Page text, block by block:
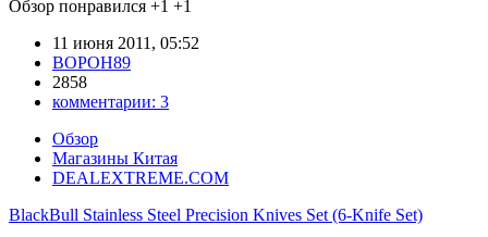
Обзор понравился +1 +1
11 июня 2011, 05:52
BOPOH89
2858
комментарии: 3
Обзор
Магазины Китая
DEALEXTREME.COM
BlackBull Stainless Steel Precision Knives Set (6-Knife Set)